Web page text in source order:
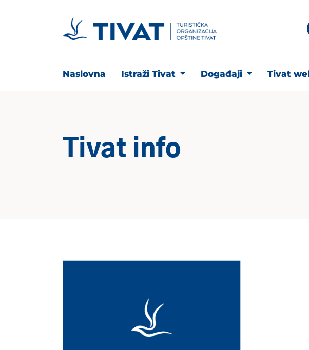
Naslovna Istraži Tivat Događaji Tivat
Tivat info